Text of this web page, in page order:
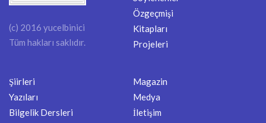
(c) 2016 yucelbinici
Tüm hakları saklıdır.
Özgeçmişi
Kitapları
Projeleri
Şiirleri
Yazıları
Bilgelik Dersleri
Magazin
Medya
İletişim